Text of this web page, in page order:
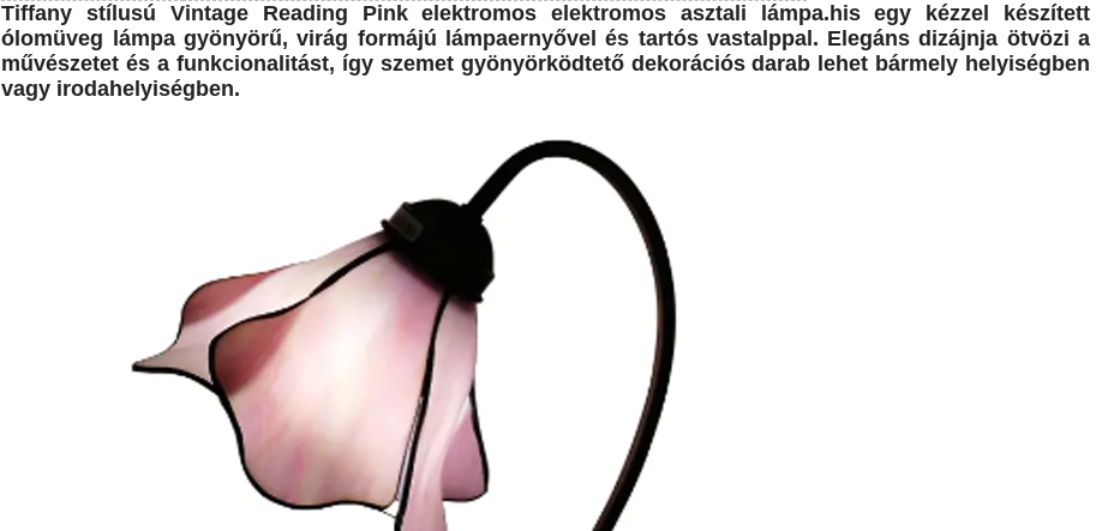
Tiffany stílusú Vintage Reading Pink elektromos elektromos asztali lámpa.his egy kézzel készített
ólomüveg lámpa gyönyörű, virág formájú lámpaernyővel és tartós vastalppal. Elegáns dizájnja ötvözi a
művészetet és a funkcionalitást, így szemet gyönyörködtető dekorációs darab lehet bármely helyiségben
vagy irodahelyiségben.